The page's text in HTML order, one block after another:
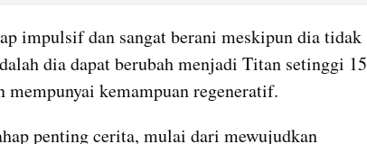
impulsif dan sangat berani meskipun dia tidak
dia dapat berubah menjadi Titan setinggi 15
mempunyai kemampuan regeneratif.
penting cerita, mulai dari mewujudkan